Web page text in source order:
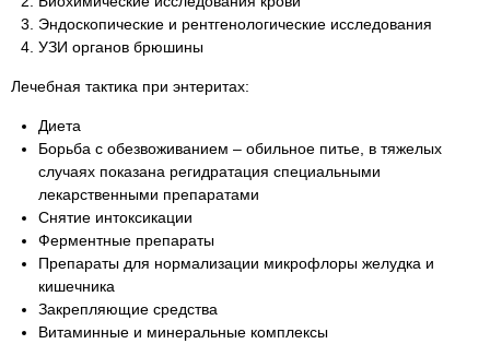
Эндоскопические и рентгенологические исследования
УЗИ органов брюшины
Лечебная тактика при энтеритах:
Диета
Борьба с обезвоживанием – обильное питье, в тяжелых
случаях показана регидратация специальными
лекарственными препаратами
Снятие интоксикации
Ферментные препараты
Препараты для нормализации микрофлоры желудка и
кишечника
Закрепляющие средства
Витаминные и минеральные комплексы